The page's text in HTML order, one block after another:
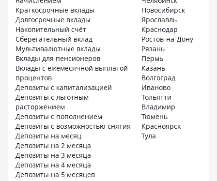
открою еще два. Постепенно
начинаю вникать в особенности
накоплений и понимаю, зачем
изобретать велосипед? Если обо все
подумали до нас опытные
финансисты. Читаю и наблюдаю
за информацией в личном кабинете.
По поводу личного кабинета.
В телефон скачала приложение Т-
Банка и уже в нем все вижу и могу
контролировать. Все предусмотрено
и удобно, мне нравится быть
клиентом этого банка)
вопросы про
и
Краткосрочные вклады
Долгосрочные вклады
Накопительный счёт
Сберегательный вклад
Мультивалютные вклады
Вклады для пенсионеров
Вклады с ежемесячной выплатой
процентов
Депозиты с капитализацией
Депозиты с льготным
расторжением
Депозиты с пополнением
Депозиты с возможностью снятия
Депозиты на месяц
Депозиты на 2 месяца
Депозиты на 3 месяца
Депозиты на 4 месяца
Депозиты на 5 месяцев
Новосибирск
Ярославль
Краснодар
Ростов-на-Дону
Рязань
Пермь
Казань
Волгоград
Иваново
Тольятти
Владимир
Тюмень
Красноярск
Тула